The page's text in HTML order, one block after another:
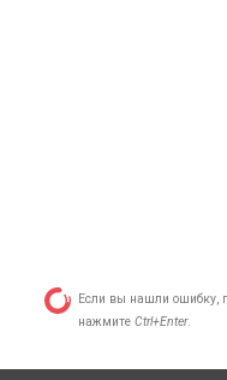
Если вы нашли ошибку,
нажмите Ctrl+Enter.